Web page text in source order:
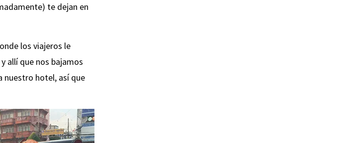
te dejan en
los viajeros le
allí que nos bajamos
nuestro hotel, así que